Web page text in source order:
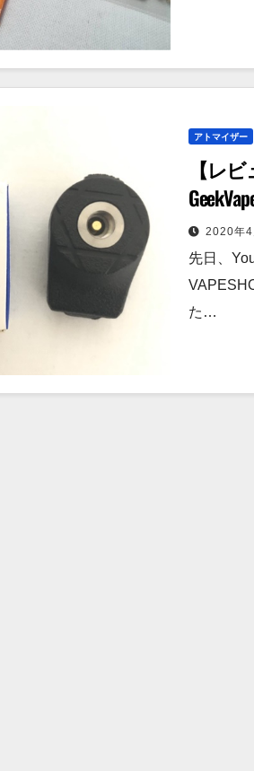
アトマイザー
【レビ
話。2020年4
先日、
た…